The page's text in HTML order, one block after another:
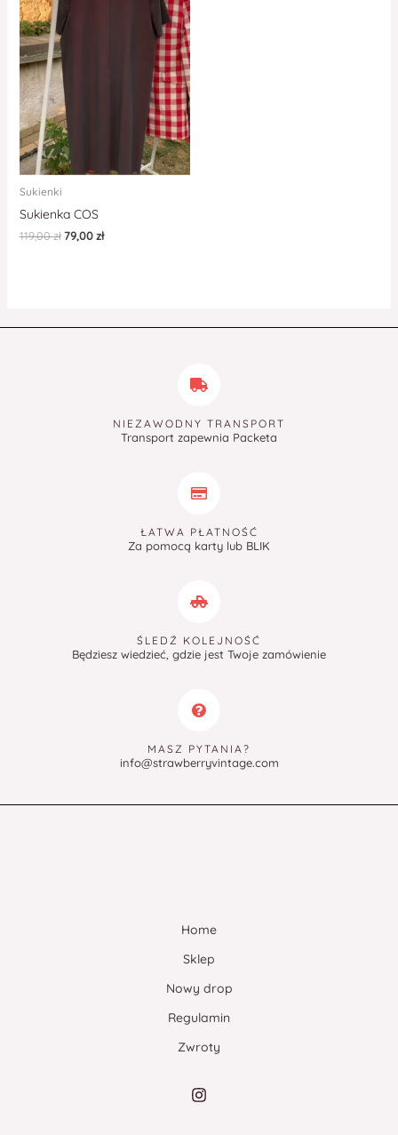
Sukienki
Sukienka COS
119,00zł 79,00zł
NIEZAWODNY TRANSPORT
Transport zapewnia Packeta
ŁATWA PŁATNOŚĆ
Za pomocą karty lub BLIK
ŚLEDŹ KOLEJNOŚĆ
Będziesz wiedzieć, gdzie jest Twoje zamówienie
MASZ PYTANIA?
info@strawberryvintage.com
Home
Sklep
Nowy drop
Regulamin
Zwroty